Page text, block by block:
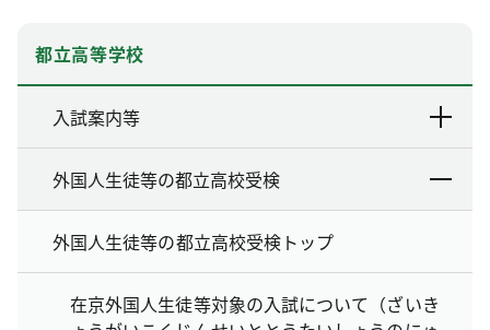
都立高等学校
入試案内等
外国人生徒等の都立高校受検
外国人生徒等の都立高校受検トップ
在京外国人生徒等対象の入試について（ざいき